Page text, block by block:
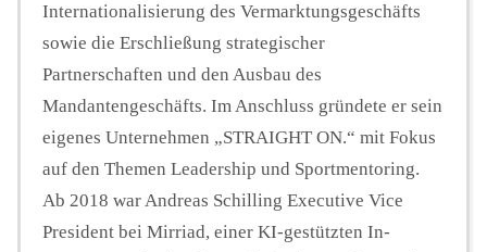
Internationalisierung des Vermarktungsgeschäfts
sowie die Erschließung strategischer
Partnerschaften und den Ausbau des
Mandantengeschäfts. Im Anschluss gründete er sein
eigenes Unternehmen „STRAIGHT ON.“ mit Fokus
auf den Themen Leadership und Sportmentoring.
Ab 2018 war Andreas Schilling Executive Vice
President bei Mirriad, einer KI-gestützten In-